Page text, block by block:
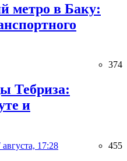
метро в Баку:
374
Тебриза:
и
августа, 17:28 455